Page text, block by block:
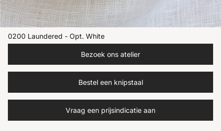
0200 Laundered - Opt. White
Bezoek ons atelier
Bestel een knipstaal
Vraag een prijsindicatie aan